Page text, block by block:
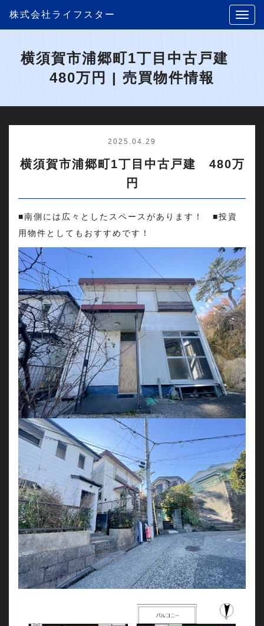
株式会社ライフスター
横須賀市浦郷町1丁目中古戸建
480万円 | 売買物件情報
2025.04.29
横須賀市浦郷町1丁目中古戸建 480万
円
■南側には広々としたスペースがあります！ ■投資
用物件としてもおすすめです！